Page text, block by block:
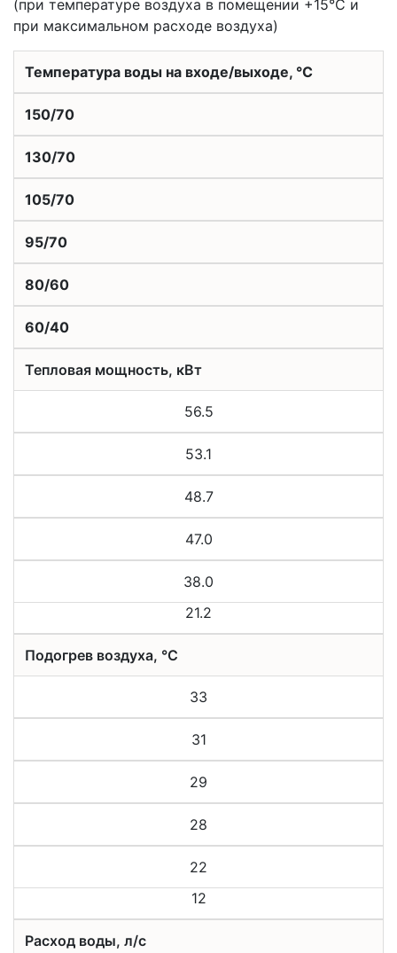
(при температуре воздуха в помещении +15°С и
при максимальном расходе воздуха)
Температура воды на входе/выходе, °С
150/70
130/70
105/70
95/70
80/60
60/40
Тепловая мощность, кВт
56.5
53.1
48.7
47.0
38.0
21.2
Подогрев воздуха, °С
33
31
29
28
22
12
Расход воды, л/с